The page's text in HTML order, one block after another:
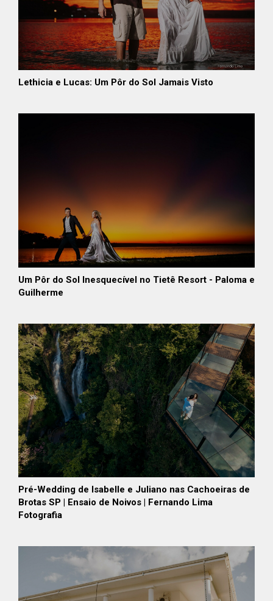
Lethicia e Lucas: Um Pôr do Sol Jamais Visto
Um Pôr do Sol Inesquecível no Tietê Resort - Paloma e
Guilherme
Pré-Wedding de Isabelle e Juliano nas Cachoeiras de
Brotas SP | Ensaio de Noivos | Fernando Lima
Fotografia